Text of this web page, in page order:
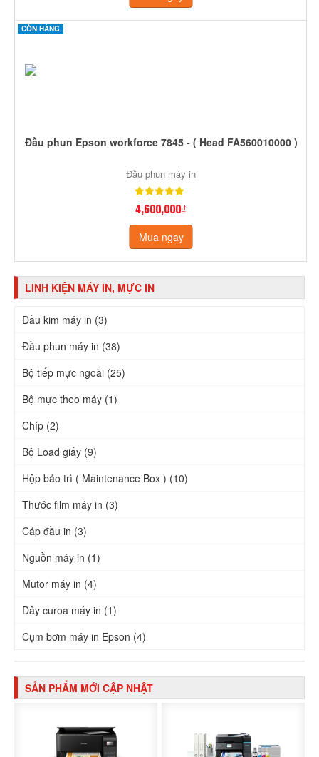
CÒN HÀNG
Đầu phun Epson workforce 7845 - ( Head FA560010000 )
Đầu phun máy in
4,600,000₫
Mua ngay
LINH KIỆN MÁY IN, MỰC IN
Đầu kim máy in (3)
Đầu phun máy in (38)
Bộ tiếp mực ngoài (25)
Bộ mực theo máy (1)
Chíp (2)
Bộ Load giấy (9)
Hộp bảo trì ( Maintenance Box ) (10)
Thước film máy in (3)
Cáp đầu in (3)
Nguồn máy in (1)
Mutor máy in (4)
Dây curoa máy in (1)
Cụm bơm máy in Epson (4)
SẢN PHẨM MỚI CẬP NHẬT